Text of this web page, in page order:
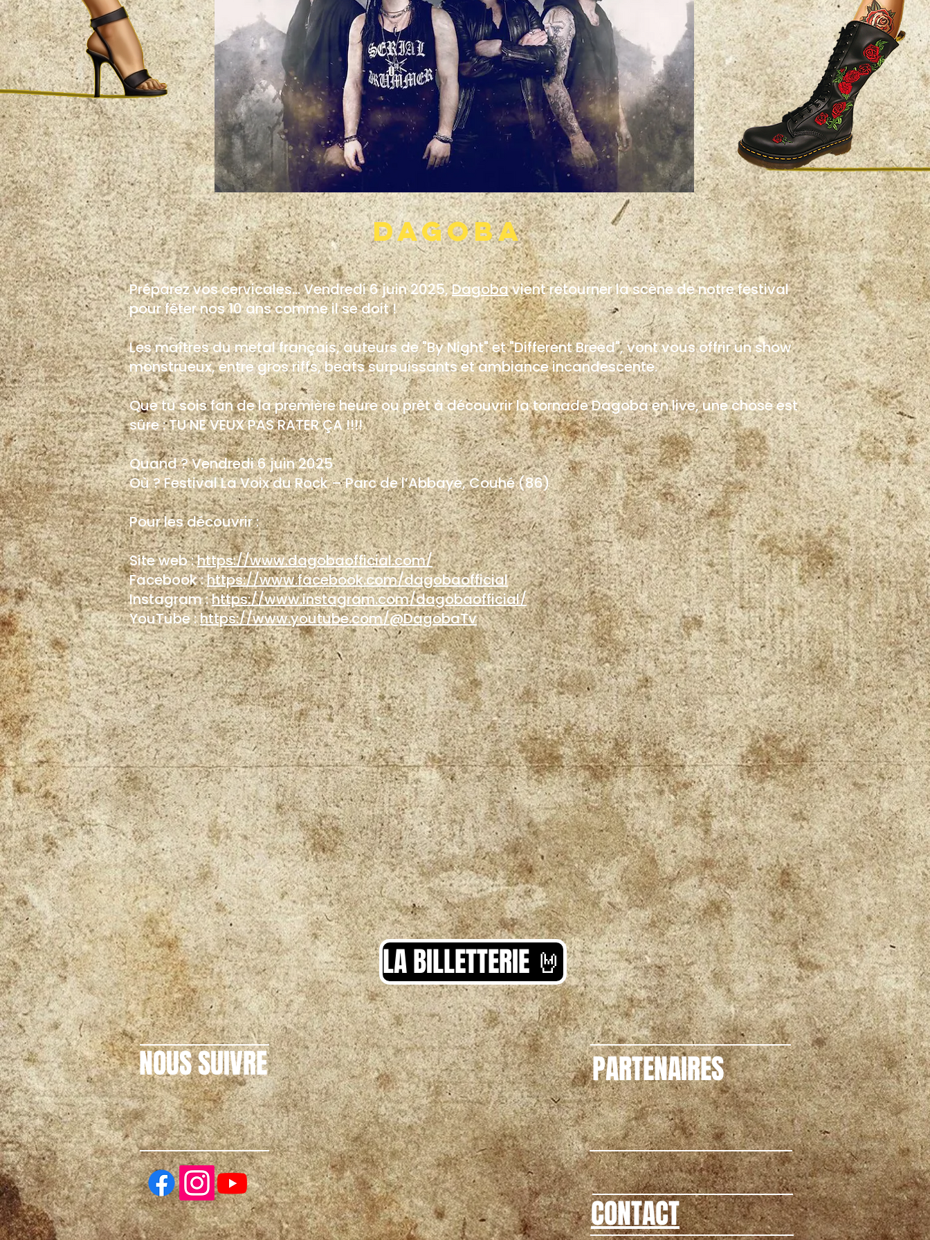
DAGOBA
Préparez vos cervicales... Vendredi 6 juin 2025,Dagobavient retourner la scène de notre festival
pour fêter nos 10 ans comme il se doit !
Les maîtres du metal français, auteurs de "By Night" et "Different Breed", vont vous offrir un show
monstrueux, entre gros riffs, beats surpuissants et ambiance incandescente.
Que tu sois fan de la première heure ou prêt à découvrir la tornade Dagoba en live, une chose est
sûre : TU NE VEUX PAS RATER ÇA !!!!
Quand ? Vendredi 6 juin 2025
Où ? Festival La Voix du Rock – Parc de l’Abbaye, Couhé (86)
Pour les découvrir :
Site web :https://www.dagobaofficial.com/
Facebook :https://www.facebook.com/dagobaofficial
Instagram :https://www.instagram.com/dagobaofficial/
YouTube :https://www.youtube.com/@DagobaTv
LA BILLETTERIE 🤘
NOUS SUIVRE PARTENAIRES
CONTACT